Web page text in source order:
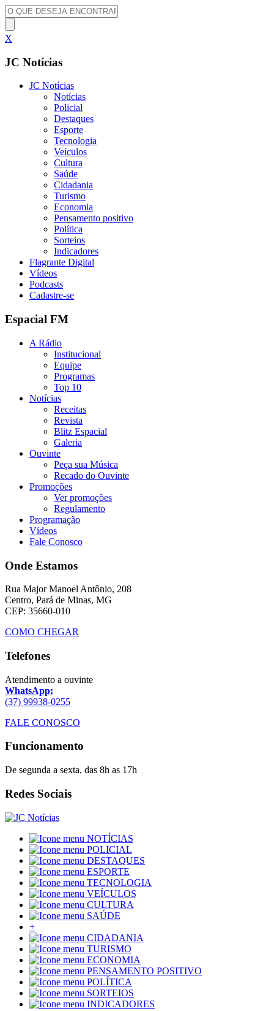
X
JC Notícias
JC Notícias
Notícias
Policial
Destaques
Esporte
Tecnologia
Veículos
Cultura
Saúde
Cidadania
Turismo
Economia
Pensamento positivo
Política
Sorteios
Indicadores
Flagrante Digital
Vídeos
Podcasts
Cadastre-se
Espacial FM
A Rádio
Institucional
Equipe
Programas
Top 10
Notícias
Receitas
Revista
Blitz Espacial
Galeria
Ouvinte
Peça sua Música
Recado do Ouvinte
Promoções
Ver promoções
Regulamento
Programação
Vídeos
Fale Conosco
Onde Estamos
Rua Major Manoel Antônio, 208
Centro, Pará de Minas, MG
CEP: 35660-010
COMO CHEGAR
Telefones
Atendimento a ouvinte
WhatsApp:
(37) 99938-0255
FALE CONOSCO
Funcionamento
De segunda a sexta, das 8h as 17h
Redes Sociais
NOTÍCIAS
POLICIAL
DESTAQUES
ESPORTE
TECNOLOGIA
VEÍCULOS
CULTURA
SAÚDE
+
CIDADANIA
TURISMO
ECONOMIA
PENSAMENTO POSITIVO
POLÍTICA
SORTEIOS
INDICADORES